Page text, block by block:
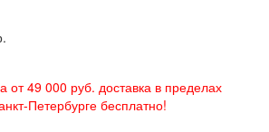
от 49 000 руб. доставка в пределах
Петербурге бесплатно!